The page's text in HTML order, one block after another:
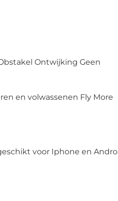
Ontwijking Geen
en volwassenen Fly More
voor Iphone en